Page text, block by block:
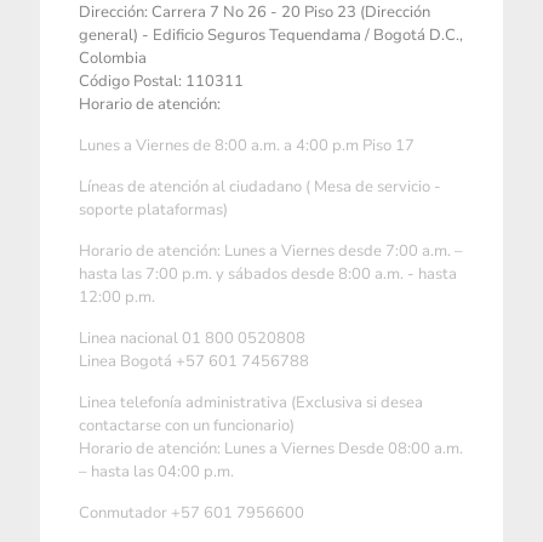
Dirección: Carrera 7 No 26 - 20 Piso 23 (Dirección
general) - Edificio Seguros Tequendama / Bogotá D.C.,
Colombia
Código Postal: 110311
Horario de atención:
Lunes a Viernes de 8:00 a.m. a 4:00 p.m Piso 17
Líneas de atención al ciudadano ( Mesa de servicio -
soporte plataformas)
Horario de atención: Lunes a Viernes desde 7:00 a.m. –
hasta las 7:00 p.m. y sábados desde 8:00 a.m. - hasta
12:00 p.m.
Linea nacional 01 800 0520808
Linea Bogotá +57 601 7456788
Linea telefonía administrativa (Exclusiva si desea
contactarse con un funcionario)
Horario de atención: Lunes a Viernes Desde 08:00 a.m.
– hasta las 04:00 p.m.
Conmutador +57 601 7956600